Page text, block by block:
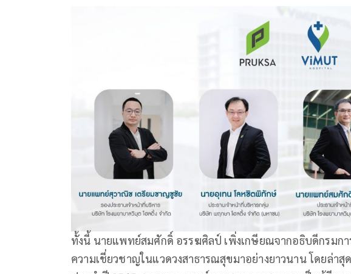
ทั้งนี้ นายแพทย์สมศักดิ์ อรรฆศิลป์ เพิ่งเกษียณจากอธิบดีกรมก
ความเชี่ยวชาญในแวดวงสาธารณสุขมาอย่างยาวนาน โดยล่า